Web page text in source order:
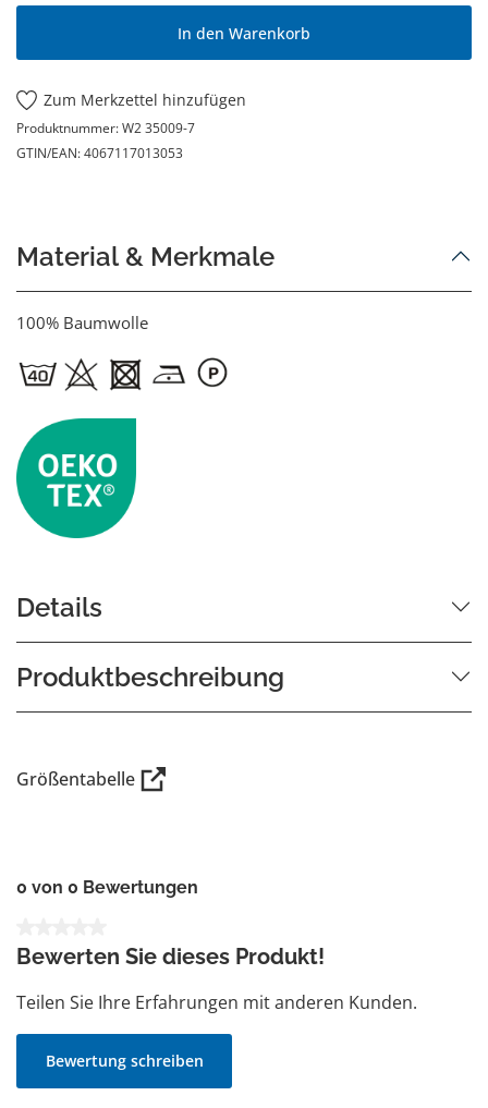
In den Warenkorb
Zum Merkzettel hinzufügen
Produktnummer:W2 35009-7
GTIN/EAN:4067117013053
Material & Merkmale
100% Baumwolle
Details
Produktbeschreibung
Größentabelle
0 von 0 Bewertungen
Bewerten Sie dieses Produkt!
Teilen Sie Ihre Erfahrungen mit anderen Kunden.
Bewertung schreiben